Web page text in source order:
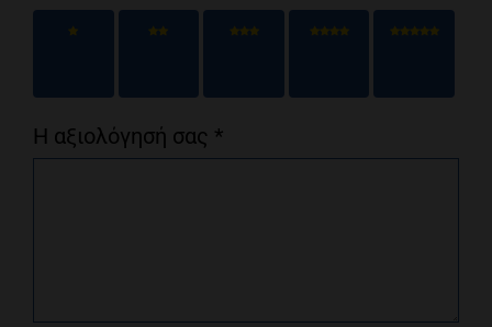
1 από
2 από
3 από
4 από
5 από
Η αξιολόγησή σας *